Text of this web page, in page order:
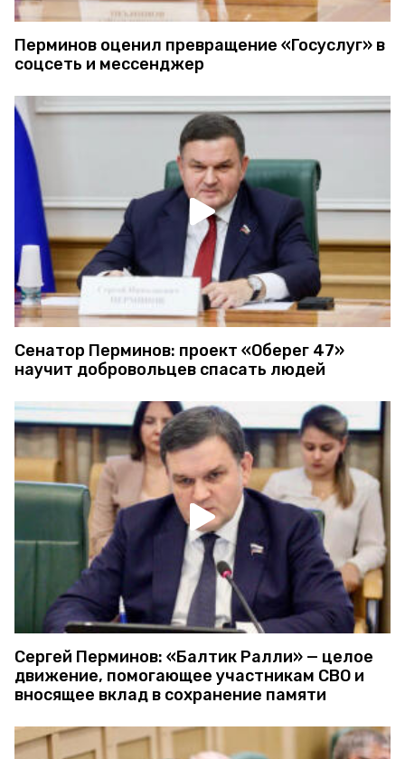
Перминов оценил превращение «Госуслуг» в
соцсеть и мессенджер
Сенатор Перминов: проект «Оберег 47»
научит добровольцев спасать людей
Сергей Перминов: «Балтик Ралли» — целое
движение, помогающее участникам СВО и
вносящее вклад в сохранение памяти